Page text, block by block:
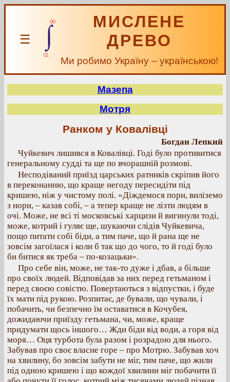
☰
МИСЛЕНЕ
ДРЕВО
Ми робимо Україну – українською!
Мазепа
Мотря
Ранком у Ковалівці
Богдан Лепкий
Чуйкевич лишився в Ковалівці. Годі було противитися
генеральному судді та ще по вчорашній розмові.
Несподіваний приїзд царських ратників скріпив його
в переконанню, що краще негоду пересидіти під
кришею, ніж у чистому полі. «Діждемося пори, виліземо
з нори, – казав собі, – а тепер краще не лізти людям в
очі. Може, не всі ті московські харцизи й вигинули тоді,
може, котрий і гуляє ще, шукаючи слідів Чуйкевича,
пощо питати собі біди, а тим паче, що й рана ще не
зовсім загоїлася і коли б так що до чого, то й годі було
би битися як треба – по-козацьки».
Про себе він, може, не так-то дуже і дбав, а більше
про своїх людей. Відповідав за них перед гетьманом і
перед своєю совістю. Повертаються з відпустки, і буде
їх мати під рукою. Розпитає, де бували, що чували, і
побачить, чи безпечно їм оставатися в Кочубея,
дожидаючи приїзду гетьмана, чи, може, краще
придумати щось іншого… Жди біди від води, а горя від
моря… Оця турбота була разом і розрадою для нього.
Забував про своє власне горе – про Мотрю. Забував хоч
на хвилину, бо зовсім забути не міг, тим паче, що жили
під одною кришею і що кождої хвилини міг побачити її